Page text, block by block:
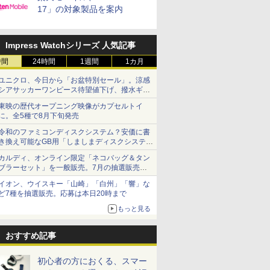
17」の対象製品を案内
Impress Watchシリーズ 人気記事
24時間 1週間 1カ月
ニクロ、今日から「お盆特別セール」。涼感
アサッカーワンピース待望値下げ、撥水ギア
ョーツは1990円に
映の歴代オープニング映像がカプセルトイ
。全5種で8月下旬発売
和のファミコンディスクシステム？安価に書
換え可能なGB用「しましまディスクシステ
」
ルディ、オンライン限定「ネコバッグ＆タン
ラーセット」を一般販売。7月の抽選販売の
選無効分
オン、ウイスキー「山崎」「白州」「響」な
7種を抽選販売。応募は本日20時まで
もっと見る
おすすめ記事
初心者の方におくる、スマー